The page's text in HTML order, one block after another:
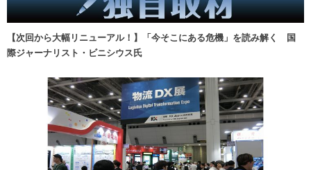
【次回から大幅リニューアル！】「今そこにある危機」を読み解く 国
際ジャーナリスト・ビニシウス氏